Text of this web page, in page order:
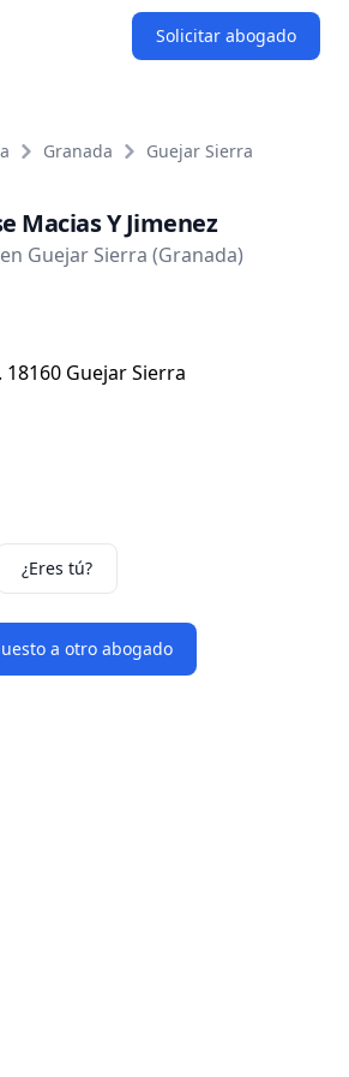
Solicitar abogado
Granada Guejar Sierra
Macias Y Jimenez
Guejar Sierra (Granada)
18160 Guejar Sierra
¿Eres tú?
a otro abogado